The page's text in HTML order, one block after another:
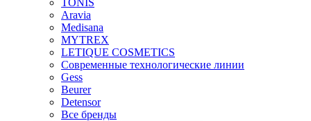
TONIS
Aravia
Medisana
MYTREX
LETIQUE COSMETICS
Современные технологические линии
Gess
Beurer
Detensor
Все бренды